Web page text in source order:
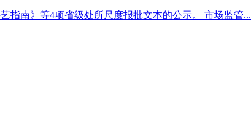
指南》等4项省级处所尺度报批文本的公示。 市场监管...